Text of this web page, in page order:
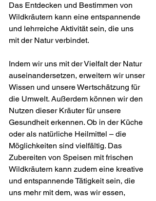
Das Entdecken und Bestimmen von
Wildkräutern kann eine entspannende
und lehrreiche Aktivität sein, die uns
mit der Natur verbindet.
Indem wir uns mit der Vielfalt der Natur
auseinandersetzen, erweitern wir unser
Wissen und unsere Wertschätzung für
die Umwelt. Außerdem können wir den
Nutzen dieser Kräuter für unsere
Gesundheit erkennen. Ob in der Küche
oder als natürliche Heilmittel – die
Möglichkeiten sind vielfältig. Das
Zubereiten von Speisen mit frischen
Wildkräutern kann zudem eine kreative
und entspannende Tätigkeit sein, die
uns mehr mit dem, was wir essen,